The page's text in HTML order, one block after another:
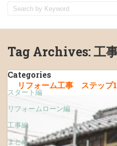
Tag Archives:工
Categories
スタート編
リフォームローン編
工事編
まとめ
リフォーム工事 ステップ